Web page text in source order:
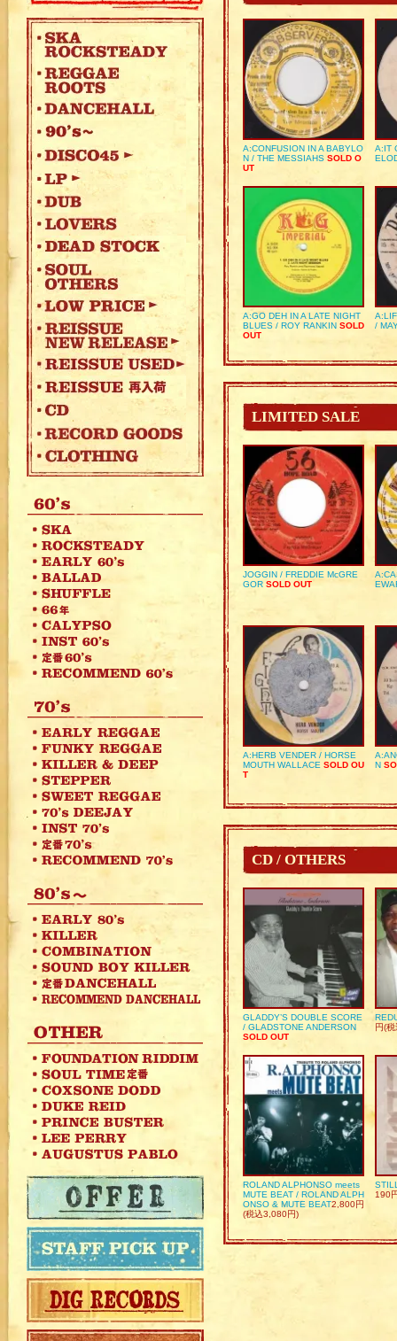
A:CONFUSION IN A BABYLO
N / THE MESSIAHS SOLD O
UT
A:IT
A:GO DEH IN A LATE NIGHT
BLUES / ROY RANKIN SOLD
OUT
/
LIMITED SALE
JOGGIN / FREDDIE McGRE
GOR SOLD OUT
A:HERB VENDER / HORSE
MOUTH WALLACE SOLD OU
T
N
CD / OTHERS
GLADDY’S DOUBLE SCORE
/ GLADSTONE ANDERSON
SOLD OUT
円(
ROLAND ALPHONSO meets
MUTE BEAT / ROLAND ALPH
ONSO & MUTE BEAT2,800円
(税込3,080円)
190